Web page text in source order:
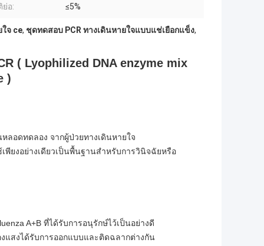
ย่อ: ≤5%
จ ce, ชุดทดสอบ PCR ทางเดินหายใจแบบแช่เยือกแข็ง,
( Lyophilized DNA enzyme mix
)
ลอดทดลอง จากผู้ป่วยทางเดินหายใจ
พียงอย่างเดียวเป็นพื้นฐานสำหรับการวินิจฉัยหรือ
A+B ที่ได้รับการอนุรักษ์ไว้เป็นอย่างดี
แสงได้รับการออกแบบและติดฉลากต่างกัน